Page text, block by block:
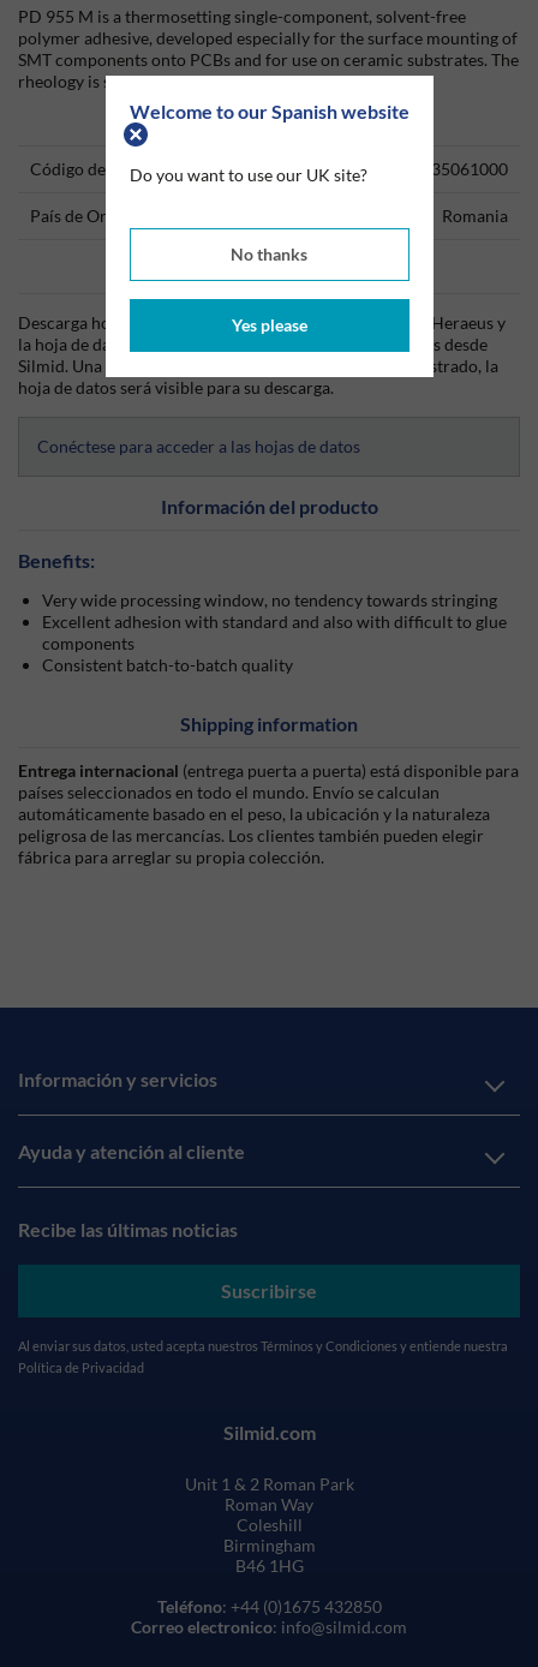
Welcome to our Spanish website
Do you want to use our UK site?
No thanks
Yes please
PD 955 M is a thermosetting single-component, solvent-free
polymer adhesive, developed especially for the surface mounting of
SMT components onto PCBs and for use on ceramic substrates. The
rheology is specially adapted for high-speed-dispensing.
Technical Information
Código del producto 35061000
País de Origen Romania
Descarga hoy mismo la hoja técnica (TDS) del producto Heraeus y
la hoja de datos de seguridad (SDS) del producto Heraeus desde
Silmid. Una vez que hayas iniciado sesión o te hayas registrado, la
hoja de datos será visible para su descarga.
Conéctese para acceder a las hojas de datos
Información del producto
Benefits:
Very wide processing window, no tendency towards stringing
Excellent adhesion with standard and also with difficult to glue
components
Consistent batch-to-batch quality
Shipping information
Entrega internacional (entrega puerta a puerta) está disponible para
países seleccionados en todo el mundo. Envío se calculan
automáticamente basado en el peso, la ubicación y la naturaleza
peligrosa de las mercancías. Los clientes también pueden elegir
fábrica para arreglar su propia colección.
Información y servicios
Ayuda y atención al cliente
Recibe las últimas noticias
Suscribirse
Al enviar sus datos, usted acepta nuestros Términos y Condiciones y entiende nuestra
Política de Privacidad
Silmid.com
Unit 1 & 2 Roman Park
Roman Way
Coleshill
Birmingham
B46 1HG
Teléfono: +44 (0)1675 432850
Correo electronico: info@silmid.com